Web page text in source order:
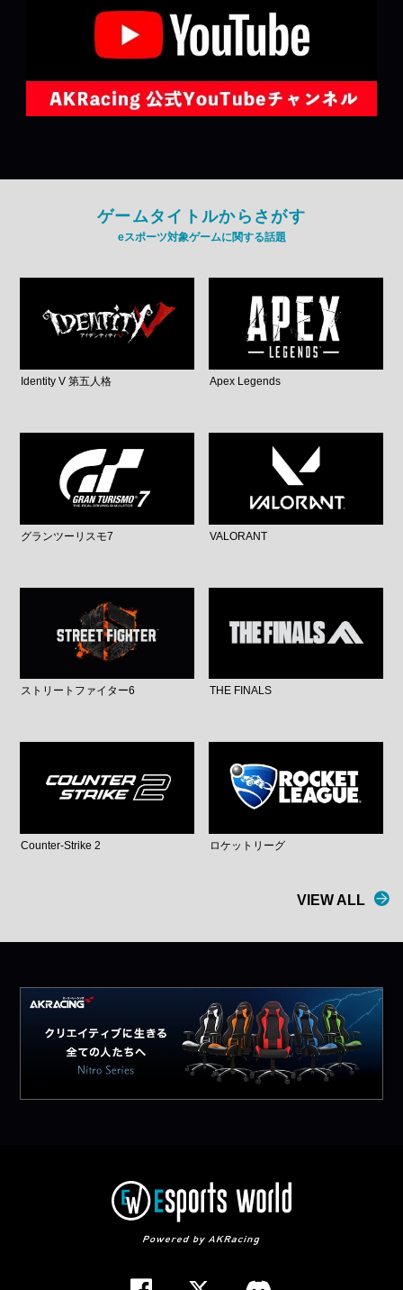
ゲームタイトルからさがす
eスポーツ対象ゲームに関する話題
Identity V 第五人格 Apex Legends
グランツーリスモ7 VALORANT
ストリートファイター6 THE FINALS
Counter-Strike 2 ロケットリーグ
VIEW ALL